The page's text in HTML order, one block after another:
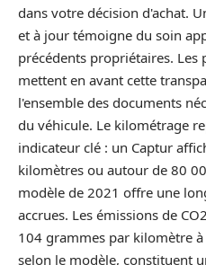
dans votre décision d'achat.
et à jour témoigne du soin
précédents propriétaires. Les
mettent en avant cette
l'ensemble des documents
du véhicule. Le kilométrage
indicateur clé : un Captur
kilomètres ou autour de 80
modèle de 2021 offre une
accrues. Les émissions de
104 grammes par kilomètre
selon le modèle, constituent